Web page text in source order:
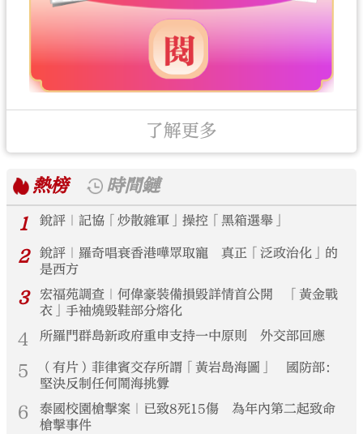
了解更多
熱榜
時間鏈
1
銳評｜記協「炒散雜軍」操控「黑箱選舉」
2
銳評｜羅奇唱衰香港嘩眾取寵 真正「泛政治化」的
是西方
3
宏福苑調查｜何偉豪裝備損毀詳情首公開 「黃金戰
衣」手袖燒毀鞋部分熔化
4 所羅門群島新政府重申支持一中原則 外交部回應
5
（有片）菲律賓交存所謂「黃岩島海圖」 國防部：
堅決反制任何鬧海挑釁
6
泰國校園槍擊案｜已致8死15傷 為年內第二起致命
槍擊事件